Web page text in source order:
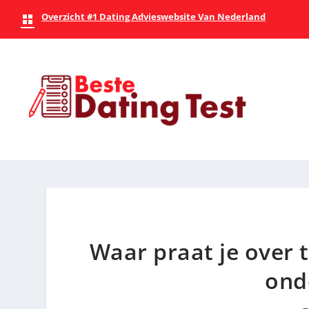
Overzicht #1 Dating Advieswebsite Van Nederland
Waar praat je over